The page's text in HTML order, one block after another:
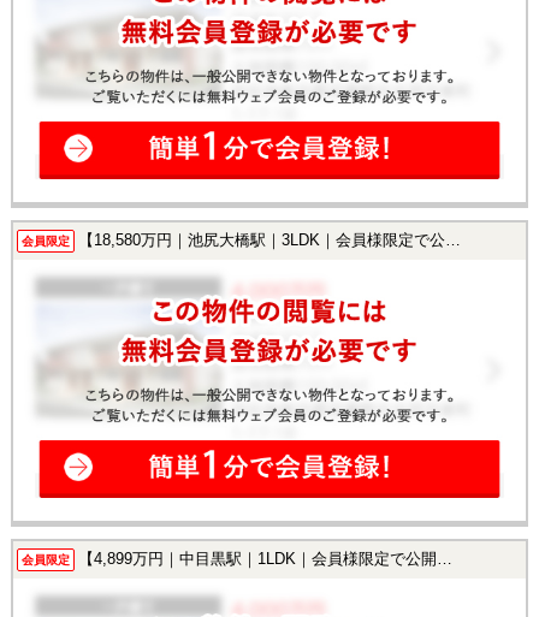
会員限定 【18,580万円｜池尻大橋駅｜3LDK｜会員様限定で公開中！】
会員限定 【4,899万円｜中目黒駅｜1LDK｜会員様限定で公開中！】